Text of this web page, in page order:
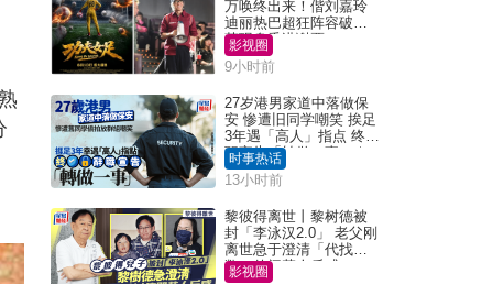
万唤终出来！偕刘嘉玲
迪丽热巴超狂阵容破天
荒现身香港谢票
影视圈
9小时前
27岁港男家道中落做保
安 惨遭旧同学嘲笑 挨足
3年遇「高人」指点 终辞
职宣告「转做一事」｜
Juicy叮
时事热话
13小时前
黎彼得离世丨黎树德被
封「李泳汉2.0」 老父刚
离世急于澄清「代找卡
数」传闻惹人反感
影视圈